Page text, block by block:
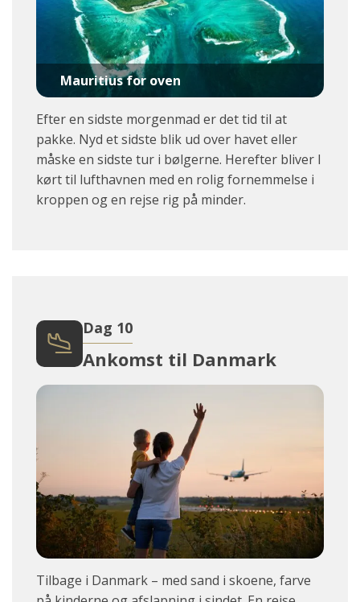
Mauritius for oven
Efter en sidste morgenmad er det tid til at
pakke. Nyd et sidste blik ud over havet eller
måske en sidste tur i bølgerne. Herefter bliver I
kørt til lufthavnen med en rolig fornemmelse i
kroppen og en rejse rig på minder.
Dag 10
Ankomst til Danmark
Tilbage i Danmark – med sand i skoene, farve